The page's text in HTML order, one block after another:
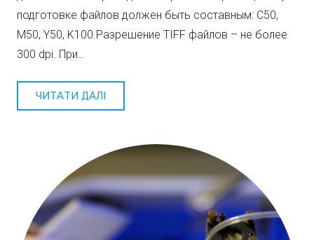
подготовке файлов должен быть составным: С50,
M50, Y50, K100.Разрешение TIFF файлов – не более
300 dpi. При…
ЧИТАТИ ДАЛІ